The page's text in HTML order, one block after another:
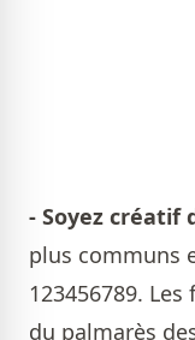
- Soyez créatif
plus communs
123456789.
du palmarès